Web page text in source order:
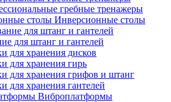
гребные тренажеры
Инверсионные столы
для штанг и гантелей
для хранения дисков
для хранения гирь
для хранения грифов и штанг
для хранения гантелей
Виброплатформы